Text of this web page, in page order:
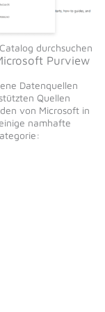
durchsuchen
Purview
Datenquellen
Quellen
von Microsoft in
namhafte